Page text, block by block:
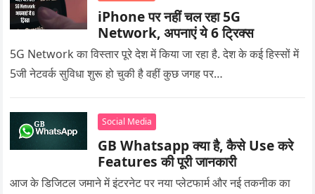
iPhone पर नहीं चल रहा 5G
Network, अपनाएं ये 6 ट्रिक्स
5G Network का विस्तार पूरे देश में किया जा रहा है. देश के कई हिस्सों में
5जी नेटवर्क सुविधा शुरू हो चुकी है वहीं कुछ जगह पर…
Social Media
GB Whatsapp क्या है, कैसे Use करे
Features की पूरी जानकारी
आज के डिजिटल जमाने में इंटरनेट पर नया प्लेटफार्म और नई तकनीक का